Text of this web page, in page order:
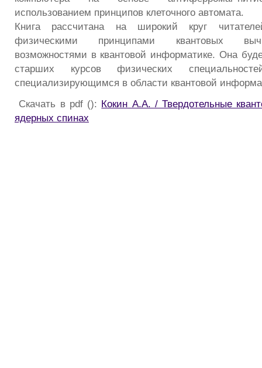
использованием принципов клеточного автомата.
Книга рассчитана на широкий круг
физическими принципами квантовых
возможностями в квантовой информатике. Она
старших курсов физических
специализирующимся в области квантовой
Скачать в pdf (): Кокин А.А. / Твердотельные
ядерных спинах